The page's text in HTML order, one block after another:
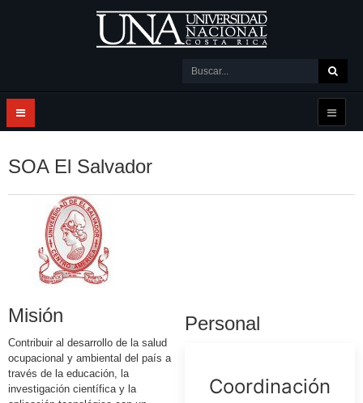
SOA El Salvador
Misión
Contribuir al desarrollo de la salud
ocupacional y ambiental del país a
través de la educación, la
investigación científica y la
Personal
Coordinación